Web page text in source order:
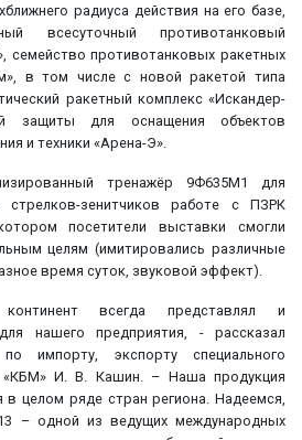
радиуса действия на его базе,
всесуточный противотанковый
семейство противотанковых ракетных
в том числе с новой ракетой типа
ракетный комплекс «Искандер-
защиты для оснащения объектов
и техники «Арена-Э».
тренажёр 9Ф635М1 для
стрелков-зенитчиков работе с ПЗРК
посетители выставки смогли
целям (имитировались различные
время суток, звуковой эффект).
всегда представлял и
нашего предприятия, - рассказал
импорту, экспорту специального
«КБМ» И. В. Кашин. – Наша продукция
в целом ряде стран региона. Надеемся,
– одной из ведущих международных